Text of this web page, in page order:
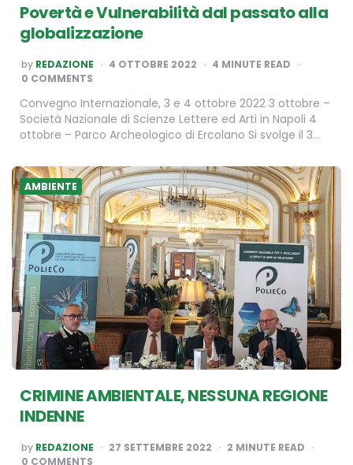
Povertà e Vulnerabilità dal passato alla
globalizzazione
POSTED
BY
by REDAZIONE 4 OTTOBRE 2022 4 MINUTE READ
0 COMMENTS
Convegno Internazionale, 3 e 4 ottobre 2022 3 ottobre –
Società Nazionale di Scienze Lettere ed Arti in Napoli 4
ottobre – Parco Archeologico di Ercolano Si svolge il 3…
AMBIENTE
CRIMINE AMBIENTALE, NESSUNA REGIONE
INDENNE
POSTED
BY
by REDAZIONE 27 SETTEMBRE 2022 2 MINUTE READ
0 COMMENTS